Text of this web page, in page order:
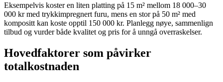
Eksempelvis koster en liten platting på 15 m² mellom 18 000–30
000 kr med trykkimpregnert furu, mens en stor på 50 m² med
kompositt kan koste opptil 150 000 kr. Planlegg nøye, sammenlign
tilbud og vurder både kvalitet og pris for å unngå overraskelser.
Hovedfaktorer som påvirker
totalkostnaden